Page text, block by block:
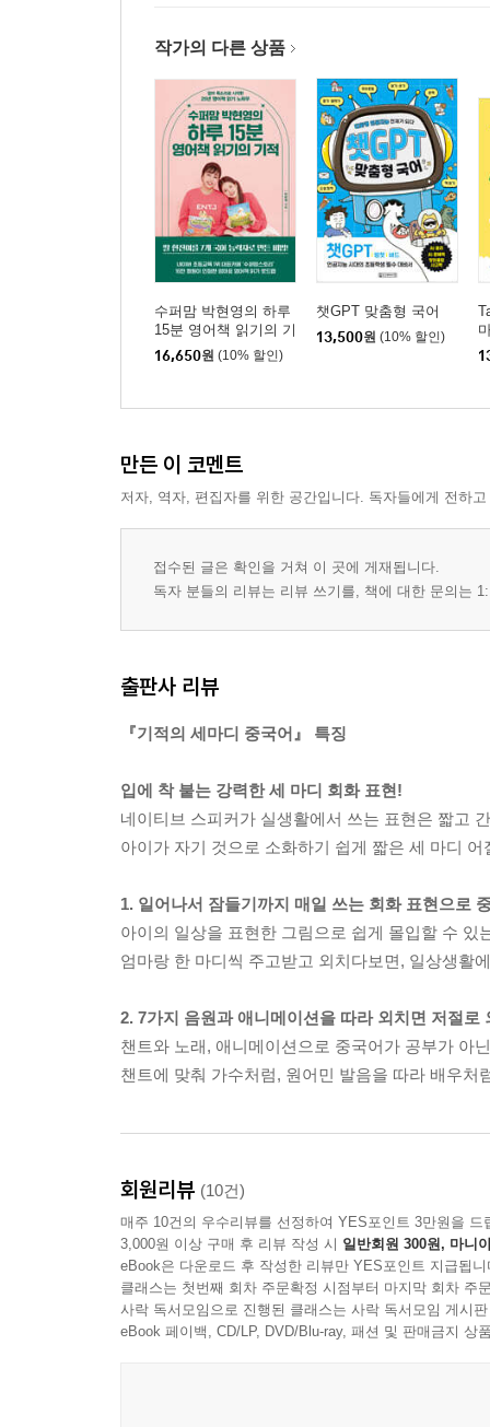
작가의 다른 상품
수퍼맘 박현영의 하루
15분 영어책 읽기의 기
적
16,650원 (10% 할인)
챗GPT 맞춤형 국어
13,500원 (10% 할인)
만든 이 코멘트
저자, 역자, 편집자를 위한 공간입니다. 독자들에게 전하
접수된 글은 확인을 거쳐 이 곳에 게재됩니다.
독자 분들의 리뷰는 리뷰 쓰기를, 책에 대한 문의는
출판사 리뷰
『기적의 세마디 중국어』 특징
입에 착 붙는 강력한 세 마디 회화 표현!
네이티브 스피커가 실생활에서 쓰는 표현은 짧고
아이가 자기 것으로 소화하기 쉽게 짧은 세 마디
1. 일어나서 잠들기까지 매일 쓰는 회화 표현으로
아이의 일상을 표현한 그림으로 쉽게 몰입할 수 있
엄마랑 한 마디씩 주고받고 외치다보면, 일상생활
2. 7가지 음원과 애니메이션을 따라 외치면 저절로
챈트와 노래, 애니메이션으로 중국어가 공부가 아
챈트에 맞춰 가수처럼, 원어민 발음을 따라 배우처
회원리뷰 (10건)
매주 10건의 우수리뷰를 선정하여 YES포인트 3만원을 드
3,000원 이상 구매 후 리뷰 작성 시 일반회원 300원, 마니
eBook은 다운로드 후 작성한 리뷰만 YES포인트 지급됩니
클래스는 첫번째 회차 주문확정 시점부터 마지막 회차 주
사락 독서모임으로 진행된 클래스는 사락 독서모임 게시
eBook 페이백, CD/LP, DVD/Blu-ray, 패션 및 판매금지 상